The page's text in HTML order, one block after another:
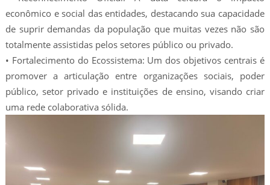
econômico e social das entidades, destacando sua capacidade
de suprir demandas da população que muitas vezes não são
totalmente assistidas pelos setores público ou privado.
• Fortalecimento do Ecossistema: Um dos objetivos centrais é
promover a articulação entre organizações sociais, poder
público, setor privado e instituições de ensino, visando criar
uma rede colaborativa sólida.